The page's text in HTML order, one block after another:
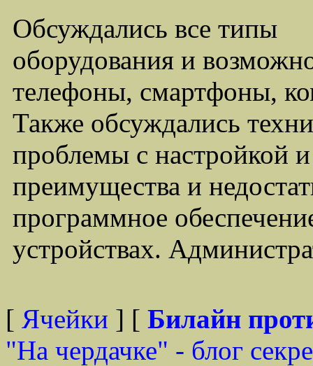
Обсуждались все типы
оборудования и
телефоны, смартфоны,
Также обсуждались
проблемы с настройкой
преимущества и
программное
устройствах.
[ Ячейки ] [ Билайн
"На чердачке" - блог